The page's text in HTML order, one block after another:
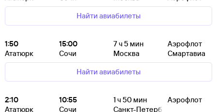
Найти авиабилеты
1:50
Ататюрк
15:00
Сочи
7ч 5 мин
Москва
Аэрофлот
Смартавиа
Найти авиабилеты
2:10
Ататюрк
10:55
Сочи
1ч 50 мин
Санкт-Петербург
Аэрофлот